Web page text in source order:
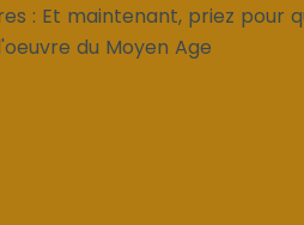
: Et maintenant, priez pour
du Moyen Age